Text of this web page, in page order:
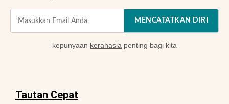
MENCATATKAN DIRI
kepunyaan kerahasia penting bagi kita
Tautan Cepat